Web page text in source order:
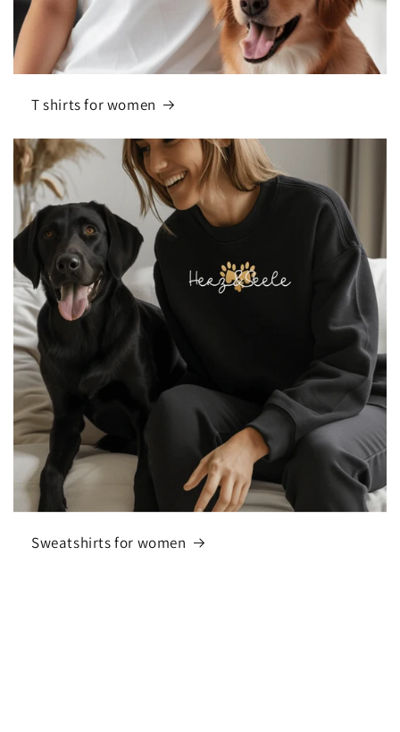
T shirts for women
Sweatshirts for women